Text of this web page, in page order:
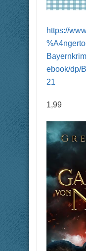
https://
ebook/dp/
21
1,99